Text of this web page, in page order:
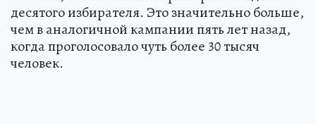
десятого избирателя. Это значительно больше,
чем в аналогичной кампании пять лет назад,
когда проголосовало чуть более 30 тысяч
человек.